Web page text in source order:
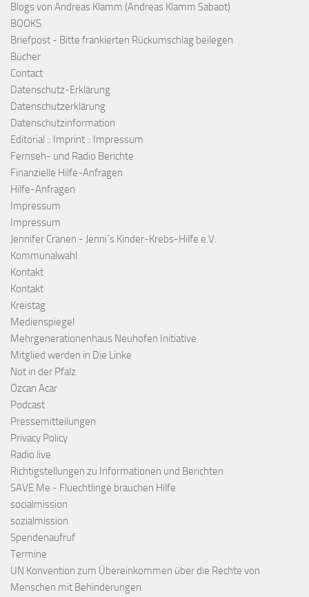
Blogs von Andreas Klamm (Andreas Klamm Sabaot)
BOOKS
Briefpost - Bitte frankierten Rückumschlag beilegen
Bücher
Contact
Datenschutz-Erklärung
Datenschutzerklärung
Datenschutzinformation
Editorial :: Imprint :: Impressum
Fernseh- und Radio Berichte
Finanzielle Hilfe-Anfragen
Hilfe-Anfragen
Impressum
Impressum
Jennifer Cranen - Jenni´s Kinder-Krebs-Hilfe e.V.
Kommunalwahl
Kontakt
Kontakt
Kreistag
Medienspiegel
Mehrgenerationenhaus Neuhofen Initiative
Mitglied werden in Die Linke
Not in der Pfalz
Özcan Acar
Podcast
Pressemitteilungen
Privacy Policy
Radio live
Richtigstellungen zu Informationen und Berichten
SAVE Me - Fluechtlinge brauchen Hilfe
socialmission
sozialmission
Spendenaufruf
Termine
UN Konvention zum Übereinkommen über die Rechte von
Menschen mit Behinderungen